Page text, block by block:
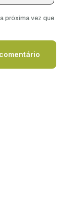
próxima vez que